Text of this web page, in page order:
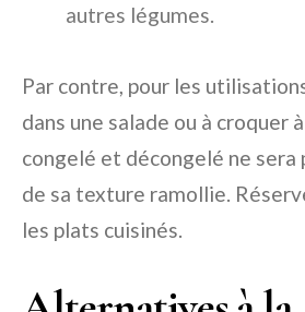
autres légumes.
Par contre, pour les
dans une salade ou à croquer
congelé et décongelé ne sera
de sa texture ramollie.
les plats cuisinés.